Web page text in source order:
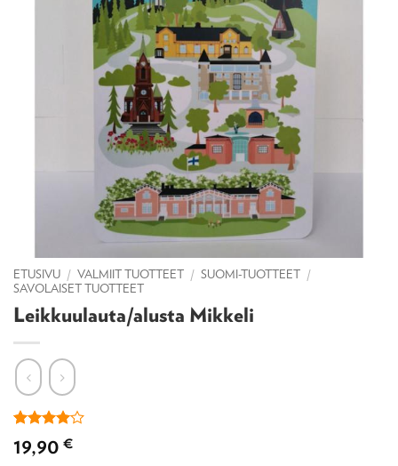
ETUSIVU / VALMIIT TUOTTEET / SUOMI-TUOTTEET /
SAVOLAISET TUOTTEET
Leikkuulauta/alusta Mikkeli
Arvio4
5:stä
1
19,90 €